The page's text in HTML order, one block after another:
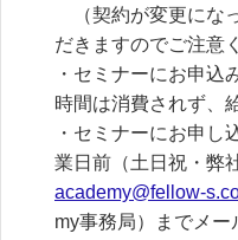
（契約が変更にな
だきますのでご注意
・セミナーにお申込
時間は消費されず、
・セミナーにお申し
業日前（土日祝・弊
academy@fellow-
my事務局）までメ